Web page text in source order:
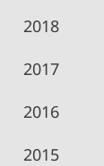
2018
2017
2016
2015